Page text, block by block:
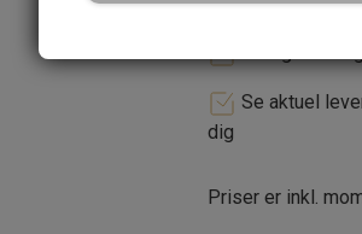
Se aktuel
dig
Priser er inkl.